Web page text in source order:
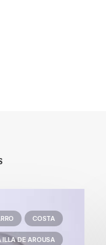
COSTA
DE AROUSA